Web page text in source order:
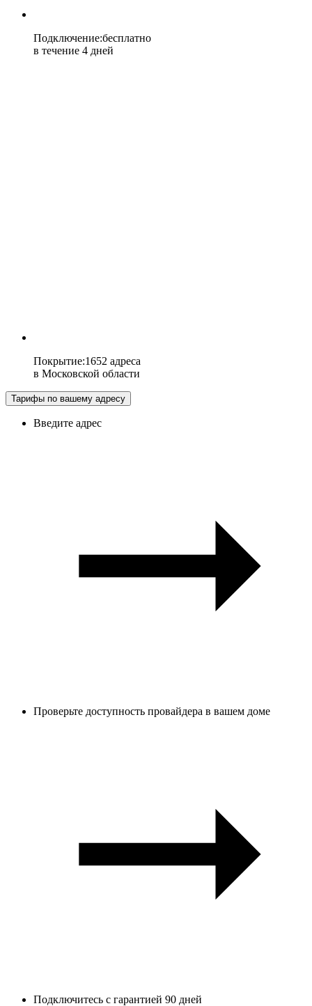
Подключение:бесплатно
в течение 4 дней
Покрытие:1652 адреса
в Московской области
Тарифы по вашему адресу
Введите адрес
Проверьте доступность провайдера в вашем доме
Подключитесь с гарантией 90 дней